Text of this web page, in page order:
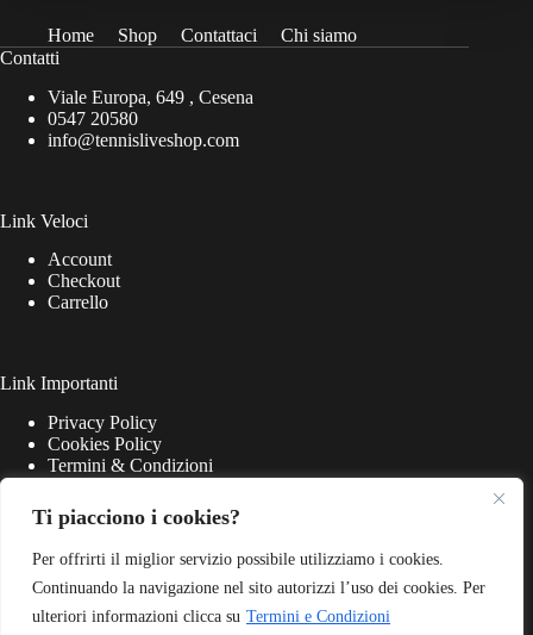
Ti piacciono i cookies?
Per offrirti il miglior servizio possibile utilizziamo i cookies.
Continuando la navigazione nel sito autorizzi l’uso dei cookies. Per
ulteriori informazioni clicca su Termini e Condizioni
Home Shop Contattaci
Chi siamo
Contatti
Viale Europa, 649 , Cesena
0547 20580
info@tennisliveshop.com
Link Veloci
Account
Checkout
Carrello
Link Importanti
Privacy Policy
Cookies Policy
Termini & Condizioni